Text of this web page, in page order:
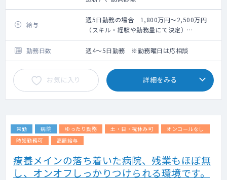
※訪問診療は免除の相談可能
給与
週5日勤務の場合 1,800万円～2,500万円
（スキル・経験や勤務量にて決定）
※週4日の場合は按分計算
勤務日数
週4～5日勤務 ※勤務曜日は応相談
お気に入り 詳細をみる
常勤 病院 ゆったり勤務 土・日・祝休み可
オンコールなし
時短勤務可
高額給与
療養メインの落ち着いた病院、残業もほぼ無
し、オンオフしっかりつけられる環境です。